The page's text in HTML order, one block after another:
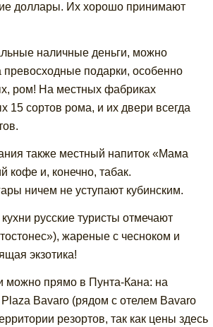
доллары. Их хорошо принимают
наличные деньги, можно
превосходные подарки, особенно
ром! На местных фабриках
15 сортов рома, и их двери всегда
также местный напиток «Мама
кофе и, конечно, табак.
ничем не уступают кубинским.
русские туристы отмечают
жареные с чесноком и
экзотика!
можно прямо в Пунта-Кана: на
Bavaro (рядом с отелем Bavaro
резортов, так как цены здесь